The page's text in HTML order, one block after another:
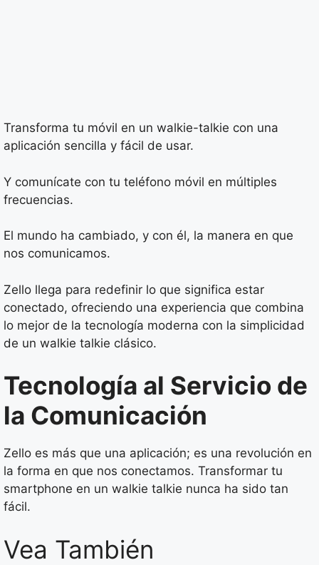
Transforma tu móvil en un walkie-talkie con una
aplicación sencilla y fácil de usar.
Y comunícate con tu teléfono móvil en múltiples
frecuencias.
El mundo ha cambiado, y con él, la manera en que
nos comunicamos.
Zello llega para redefinir lo que significa estar
conectado, ofreciendo una experiencia que combina
lo mejor de la tecnología moderna con la simplicidad
de un walkie talkie clásico.
Tecnología al Servicio de
la Comunicación
Zello es más que una aplicación; es una revolución en
la forma en que nos conectamos. Transformar tu
smartphone en un walkie talkie nunca ha sido tan
fácil.
Vea También